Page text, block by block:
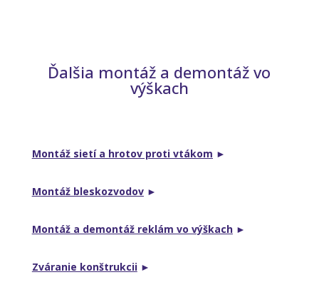
Ďalšia montáž a demontáž vo
výškach
Montáž sietí a hrotov proti vtákom ►
Montáž bleskozvodov►
Montáž a demontáž reklám vo výškach►
Zváranie konštrukcii►